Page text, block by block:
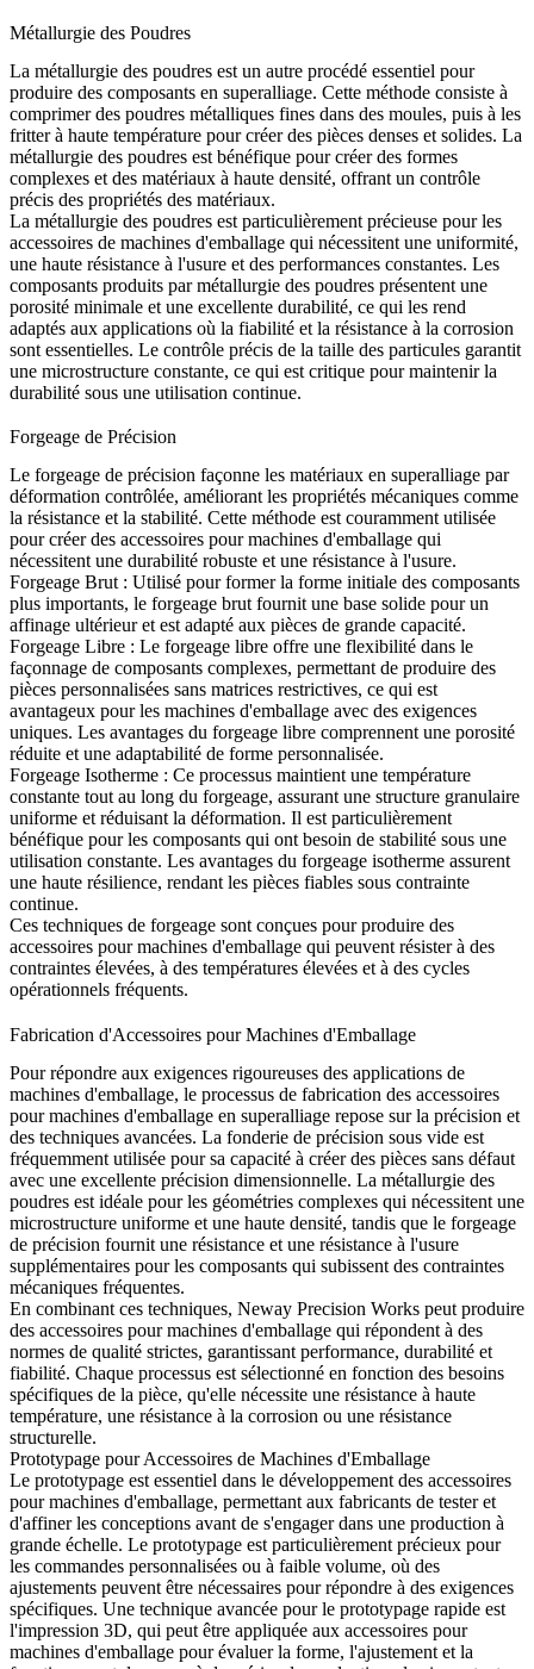
Métallurgie des Poudres
La métallurgie des poudres est un autre procédé essentiel pour
produire des composants en superalliage. Cette méthode consiste à
comprimer des poudres métalliques fines dans des moules, puis à les
fritter à haute température pour créer des pièces denses et solides. La
métallurgie des poudres est bénéfique pour créer des formes
complexes et des matériaux à haute densité, offrant un contrôle
précis des propriétés des matériaux.
La métallurgie des poudres est particulièrement précieuse pour les
accessoires de machines d'emballage qui nécessitent une uniformité,
une haute résistance à l'usure et des performances constantes. Les
composants produits par métallurgie des poudres présentent une
porosité minimale et une excellente durabilité, ce qui les rend
adaptés aux applications où la fiabilité et la résistance à la corrosion
sont essentielles. Le contrôle précis de la taille des particules garantit
une microstructure constante, ce qui est critique pour maintenir la
durabilité sous une utilisation continue.
Forgeage de Précision
Le forgeage de précision façonne les matériaux en superalliage par
déformation contrôlée, améliorant les propriétés mécaniques comme
la résistance et la stabilité. Cette méthode est couramment utilisée
pour créer des accessoires pour machines d'emballage qui
nécessitent une durabilité robuste et une résistance à l'usure.
Forgeage Brut : Utilisé pour former la forme initiale des composants
plus importants, le forgeage brut fournit une base solide pour un
affinage ultérieur et est adapté aux pièces de grande capacité.
Forgeage Libre : Le forgeage libre offre une flexibilité dans le
façonnage de composants complexes, permettant de produire des
pièces personnalisées sans matrices restrictives, ce qui est
avantageux pour les machines d'emballage avec des exigences
uniques. Les avantages du forgeage libre comprennent une porosité
réduite et une adaptabilité de forme personnalisée.
Forgeage Isotherme : Ce processus maintient une température
constante tout au long du forgeage, assurant une structure granulaire
uniforme et réduisant la déformation. Il est particulièrement
bénéfique pour les composants qui ont besoin de stabilité sous une
utilisation constante. Les avantages du forgeage isotherme assurent
une haute résilience, rendant les pièces fiables sous contrainte
continue.
Ces techniques de forgeage sont conçues pour produire des
accessoires pour machines d'emballage qui peuvent résister à des
contraintes élevées, à des températures élevées et à des cycles
opérationnels fréquents.
Fabrication d'Accessoires pour Machines d'Emballage
Pour répondre aux exigences rigoureuses des applications de
machines d'emballage, le processus de fabrication des accessoires
pour machines d'emballage en superalliage repose sur la précision et
des techniques avancées. La fonderie de précision sous vide est
fréquemment utilisée pour sa capacité à créer des pièces sans défaut
avec une excellente précision dimensionnelle. La métallurgie des
poudres est idéale pour les géométries complexes qui nécessitent une
microstructure uniforme et une haute densité, tandis que le forgeage
de précision fournit une résistance et une résistance à l'usure
supplémentaires pour les composants qui subissent des contraintes
mécaniques fréquentes.
En combinant ces techniques, Neway Precision Works peut produire
des accessoires pour machines d'emballage qui répondent à des
normes de qualité strictes, garantissant performance, durabilité et
fiabilité. Chaque processus est sélectionné en fonction des besoins
spécifiques de la pièce, qu'elle nécessite une résistance à haute
température, une résistance à la corrosion ou une résistance
structurelle.
Prototypage pour Accessoires de Machines d'Emballage
Le prototypage est essentiel dans le développement des accessoires
pour machines d'emballage, permettant aux fabricants de tester et
d'affiner les conceptions avant de s'engager dans une production à
grande échelle. Le prototypage est particulièrement précieux pour
les commandes personnalisées ou à faible volume, où des
ajustements peuvent être nécessaires pour répondre à des exigences
spécifiques. Une technique avancée pour le prototypage rapide est
l'impression 3D, qui peut être appliquée aux accessoires pour
machines d'emballage pour évaluer la forme, l'ajustement et la